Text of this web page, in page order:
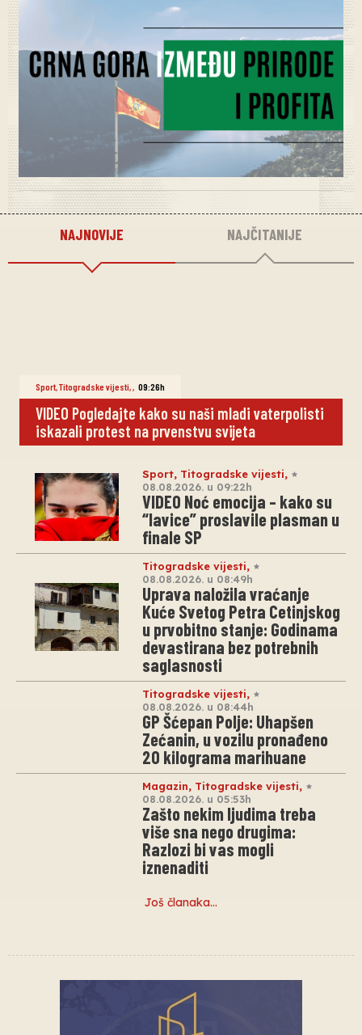
NAJNOVIJE NAJČITANIJE
Sport Titogradske vijesti 09:26h
VIDEO Pogledajte kako su naši mladi vaterpolisti
iskazali protest na prvenstvu svijeta
Sport, Titogradske vijesti,
08.08.2026. u 09:22h
VIDEO Noć emocija – kako su
“lavice” proslavile plasman u
finale SP
Titogradske vijesti,
08.08.2026. u 08:49h
Uprava naložila vraćanje
Kuće Svetog Petra Cetinjskog
u prvobitno stanje: Godinama
devastirana bez potrebnih
saglasnosti
Titogradske vijesti,
08.08.2026. u 08:44h
GP Šćepan Polje: Uhapšen
Zećanin, u vozilu pronađeno
20 kilograma marihuane
Magazin, Titogradske vijesti,
08.08.2026. u 05:53h
Zašto nekim ljudima treba
više sna nego drugima:
Razlozi bi vas mogli
iznenaditi
Još članaka…